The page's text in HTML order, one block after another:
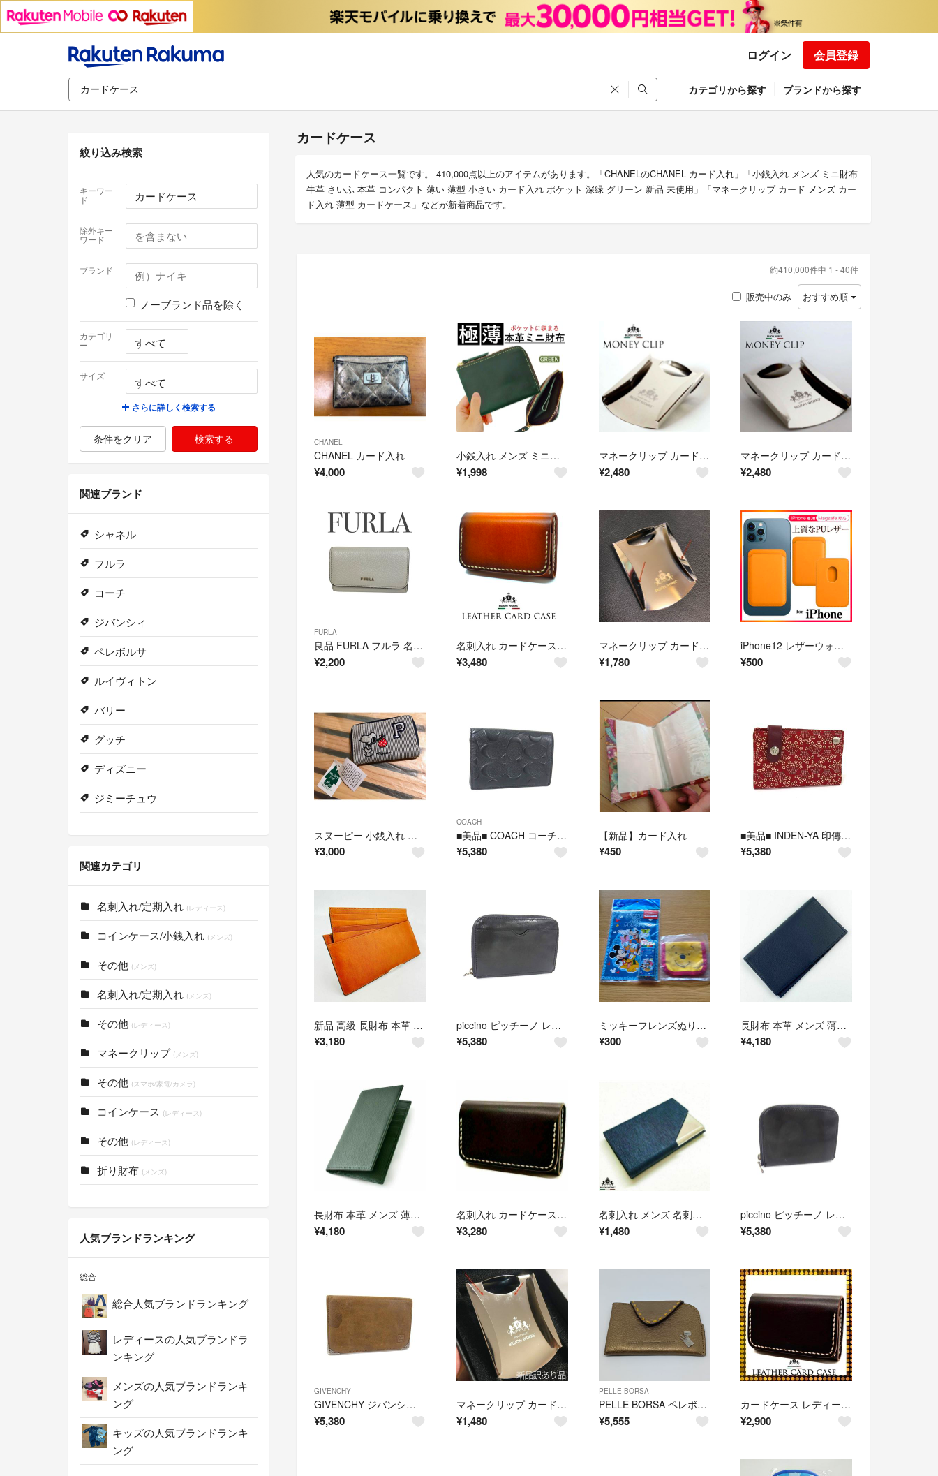
ログイン 会員登録
カテゴリから探す ブランドから探す
カードケース
人気のカードケース一覧です。 410,000点以上のアイテムがあります。「CHANELのCHANEL カード入れ」「小銭入れ メンズ ミニ財布
牛革 さいふ 本革 コンパクト 薄い 薄型 小さい カード入れ ポケット 深緑 グリーン 新品 未使用」「マネークリップ カード メンズ カー
ド入れ 薄型 カードケース」などが新着商品です。
約410,000件中 1 - 40件
販売中のみ おすすめ順
CHANEL
CHANEL カード入れ
¥4,000
小銭入れ メンズ ミニ財布 牛革 さいふ 本革 コンパクト 薄い 薄型 小さい カード入れ ポケット 深緑 グリーン 新品 未使用
¥1,998
マネークリップ カード メンズ カード入れ 薄型 カードケース
¥2,480
マネークリップ カード メンズ カード入れ カード 薄型ケース
¥2,480
FURLA
良品 FURLA フルラ 名刺入れ カード入れ カードケース 春 レザー グレー
¥2,200
名刺入れ カードケース レディース メンズ おしゃれ かわいい 本革 カード入れ
¥3,480
マネークリップ カード メンズ カード入れ 薄型 カードケース
¥1,780
iPhone12 レザーウォレット MagSafe対応 カード入れ イエロー S
¥500
スヌーピー 小銭入れ カード入れ ラウンドファスナー 刺繍 コインケース
¥3,000
COACH
■美品■ COACH コーチ レザー カードケース カード入れ 名刺入れ 名刺ケース メンズ レディース ブラック系 DP5130
¥5,380
【新品】カード入れ
¥450
■美品■ INDEN-YA 印傳屋 インデンヤ 小桜菖蒲 鹿革 漆塗り カードケース カード入れ レディース ボルドー系 DP6031
¥5,380
新品 高級 長財布 本革 メンズ 小銭入れ 大容量 カード入れ レザー
¥3,180
piccino ピッチーノ レザー コインケース カードケース 小銭入れ カード入れ レディース メンズ ブラック系 DP5171
¥5,380
ミッキーフレンズぬりえ8ページ＆ミニ色鉛筆5色 くまのプーさんふろくカード入れ ディズニー
¥300
長財布 本革 メンズ 薄型 財布 札入れ カード入れ 小銭入れなし ミニマリスト
¥4,180
長財布 本革 メンズ 薄型 財布 札入れ カード入れ 小銭入れなし ミニマリスト
¥4,180
名刺入れ カードケース レディース メンズ おしゃれ かわいい 本革 カード入れ
¥3,280
名刺入れ メンズ 名刺ケース カードケース おしゃれ かわいい カード入れ
¥1,480
piccino ピッチーノ レザー カードケース コインパース カード入れ 小銭入れ レディース メンズ ブラック系 DP5195
¥5,380
GIVENCHY
GIVENCHY ジバンシィ レザー カードケース カード入れ 名刺入れ レディース メンズ カーキ系 DP5764
¥5,380
マネークリップ カード メンズ 薄型 カードケースカード入れ
¥1,480
PELLE BORSA
PELLE BORSA ペレボルサ/ カードケース カード入れ お札入れ 名刺入れ 財布
¥5,555
カードケース レディース メンズ名刺入れ かわいい おしゃれ 本革 カード入れ
¥2,900
絞り込み検索
キーワー
ド
除外キー
ワード
ブランド
ノーブランド品を除く
カテゴリ
ー
サイズ
さらに詳しく検索する
条件をクリア 検索する
関連ブランド
シャネル
フルラ
コーチ
ジバンシィ
ペレボルサ
ルイヴィトン
バリー
グッチ
ディズニー
ジミーチュウ
関連カテゴリ
名刺入れ/定期入れ (レディース)
コインケース/小銭入れ (メンズ)
その他 (メンズ)
名刺入れ/定期入れ (メンズ)
その他 (レディース)
マネークリップ (メンズ)
その他 (スマホ/家電/カメラ)
コインケース (レディース)
その他 (レディース)
折り財布 (メンズ)
人気ブランドランキング
総合
総合人気ブランドランキング
レディースの人気ブランドラ
ンキング
メンズの人気ブランドランキ
ング
キッズの人気ブランドランキ
ング